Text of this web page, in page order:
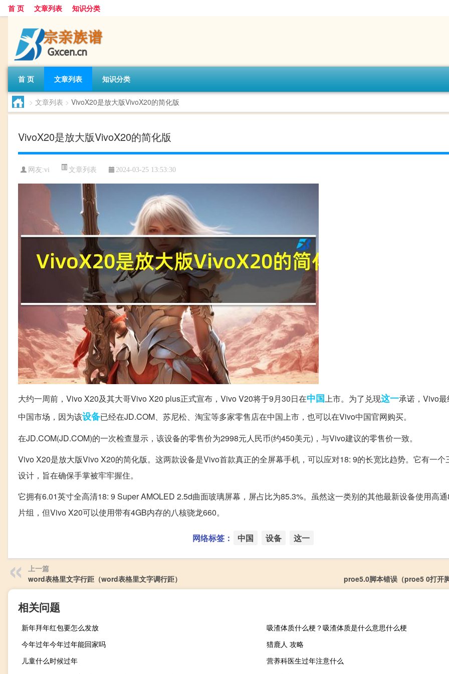
首 页 文章列表 知识分类
首 页 文章列表 知识分类
> 文章列表 > VivoX20是放大版VivoX20的简化版
VivoX20是放大版VivoX20的简化版
网友:vi 文章列表 2024-03-25 13:53:30
大约一周前，Vivo X20及其大哥Vivo X20 plus正式宣布，Vivo V20将于9月30日在中国上市。为了兑现这一承诺，Vivo
中国市场，因为该设备已经在JD.COM、苏尼松、淘宝等多家零售店在中国上市，也可以在Vivo中国官网购买。
在JD.COM(JD.COM)的一次检查显示，该设备的零售价为2998元人民币(约450美元)，与Vivo建议的零售价一致。
Vivo X20是放大版Vivo X20的简化版。这两款设备是Vivo首款真正的全屏幕手机，可以应对18: 9的长宽比趋势。它有一个
设计，旨在确保手掌被牢牢握住。
它拥有6.01英寸全高清18: 9 Super AMOLED 2.5d曲面玻璃屏幕，屏占比为85.3%。虽然这一类别的其他最新设备使用高
片组，但Vivo X20可以使用带有4GB内存的八核骁龙660。
网络标签： 中国 设备 这一
上一篇
word表格里文字行距（word表格里文字调行距）
proe5.0脚本错误（proe5 0打开
相关问题
新年拜年红包要怎么发放
吸渣体质什么梗？吸渣体质是什么意思什么梗
今年过年今年过年能回家吗
猎鹿人 攻略
儿童什么时候过年
营养科医生过年注意什么